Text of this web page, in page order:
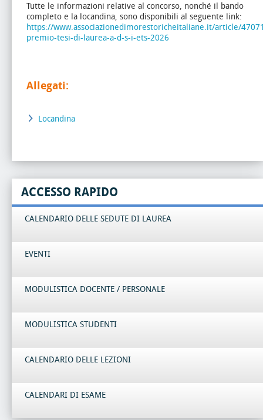
Tutte le informazioni relative al concorso, nonché il bando
completo e la locandina, sono disponibili al seguente link:
https://www.associazionedimorestoricheitaliane.it/article/
premio-tesi-di-laurea-a-d-s-i-ets-2026
Allegati:
Locandina
ACCESSO RAPIDO
CALENDARIO DELLE SEDUTE DI LAUREA
EVENTI
MODULISTICA DOCENTE / PERSONALE
MODULISTICA STUDENTI
CALENDARIO DELLE LEZIONI
CALENDARI DI ESAME